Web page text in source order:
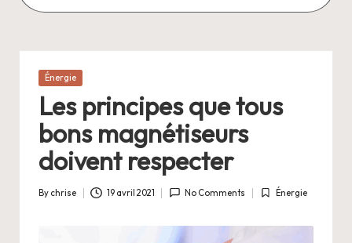
n
-
V
i
v
r
e
au
Posted
Énergie
Les principes que tous
bons magnétiseurs
doivent respecter
Posted
By chrise 19 avril 2021 No Comments
Posted
Énergie